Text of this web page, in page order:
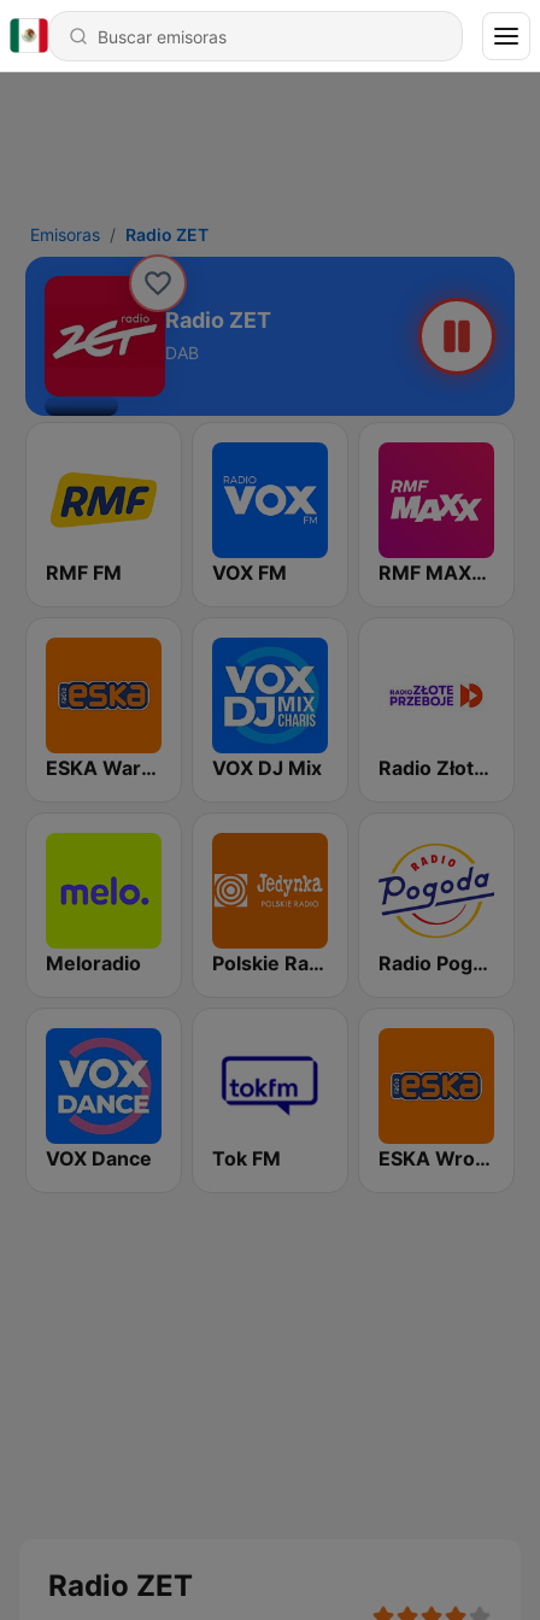
Emisoras Radio ZET
Radio ZET
DAB
RMF FM VOX FM RMF MAXXX
ESKA Warszawa VOX DJ Mix Radio Złote Przeboje
Meloradio Polskie Radio Program I (PR1) Jedynka Radio Pogoda
VOX Dance Tok FM ESKA Wrocław
Radio ZET